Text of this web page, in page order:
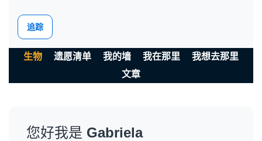
追踪
生物 遗愿清单 我的墙 我在那里
我想去那里
文章
您好我是 Gabriela